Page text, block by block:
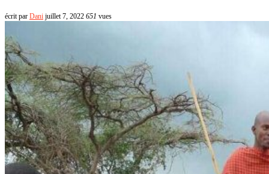
écrit par Dani juillet 7, 2022 651 vues